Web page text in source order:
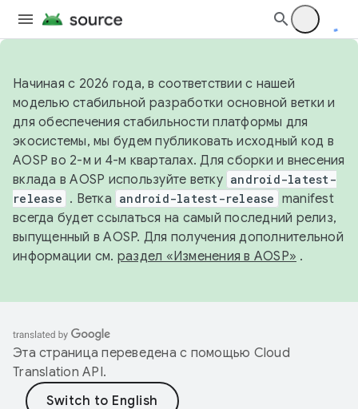
Начиная с 2026 года, в соответствии с нашей
моделью стабильной разработки основной ветки и
для обеспечения стабильности платформы для
экосистемы, мы будем публиковать исходный код в
AOSP во 2-м и 4-м кварталах. Для сборки и внесения
вклада в AOSP используйте ветку android-latest-
release . Ветка android-latest-release manifest
всегда будет ссылаться на самый последний релиз,
выпущенный в AOSP. Для получения дополнительной
информации см. раздел «Изменения в AOSP» .
Эта страница переведена с помощью Cloud
Translation API.